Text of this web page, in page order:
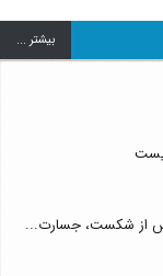
بيشتر ...
از شکست، جسارت...